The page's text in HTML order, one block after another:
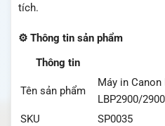
tích.
⚙️ Thông tin sản phẩm
Thông tin
Tên sản phẩm
Máy in Canon
LBP2900/
SKU
SP0035